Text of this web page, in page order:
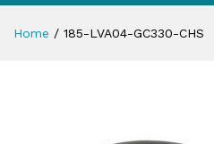
Home / 185-LVA04-GC330-CHS